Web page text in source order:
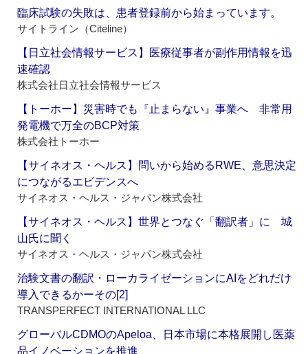
臨床試験の失敗は、患者登録前から始まっています。
サイトライン（Citeline）
【日立社会情報サービス】医療従事者が副作用情報を迅
速確認
株式会社日立社会情報サービス
【トーホー】災害時でも『止まらない』事業へ 非常用
発電機で万全のBCP対策
株式会社トーホー
【サイネオス・ヘルス】問いから始めるRWE、意思決定
につながるエビデンスへ
サイネオス・ヘルス・ジャパン株式会社
【サイネオス・ヘルス】世界とつなぐ「翻訳者」に 城
山氏に聞く
サイネオス・ヘルス・ジャパン株式会社
治験文書の翻訳・ローカライゼーションにAIをどれだけ
導入できるかーその[2]
TRANSPERFECT INTERNATIONAL LLC
グローバルCDMOのApeloa、日本市場に本格展開し医薬
品イノベーションを推進